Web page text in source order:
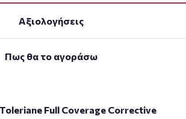
Αξιολογήσεις
Πως θα το αγοράσω
Full Coverage Corrective